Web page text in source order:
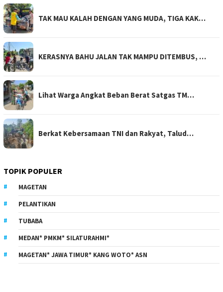
TAK MAU KALAH DENGAN YANG MUDA, TIGA KAK…
KERASNYA BAHU JALAN TAK MAMPU DITEMBUS, …
Lihat Warga Angkat Beban Berat Satgas TM…
Berkat Kebersamaan TNI dan Rakyat, Talud…
TOPIK POPULER
MAGETAN
PELANTIKAN
TUBABA
MEDAN* PMKM* SILATURAHMI*
MAGETAN* JAWA TIMUR* KANG WOTO* ASN